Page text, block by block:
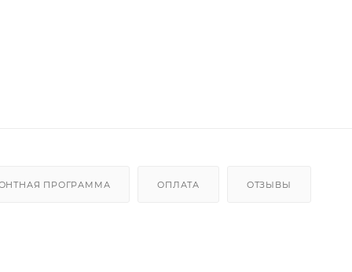
ПРОГРАММА ОПЛАТА ОТЗЫВЫ